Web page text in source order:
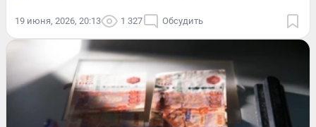
19 июня, 2026, 20:13 1 327 Обсудить